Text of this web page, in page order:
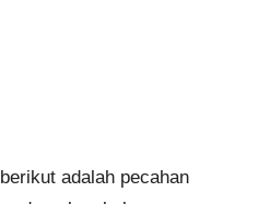
adalah pecahan